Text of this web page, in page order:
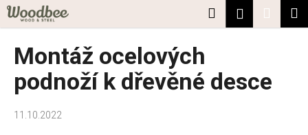
Přejít
na
obsah
HledatPřihlášení
Montáž ocelových
podnoží k dřevěné desce
11.10.2022
K
o
C
o
p